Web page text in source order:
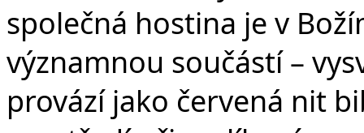
společná hostina je v
významnou součástí –
provází jako červená nit